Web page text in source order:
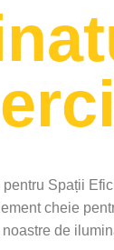
Spații
cheie
de